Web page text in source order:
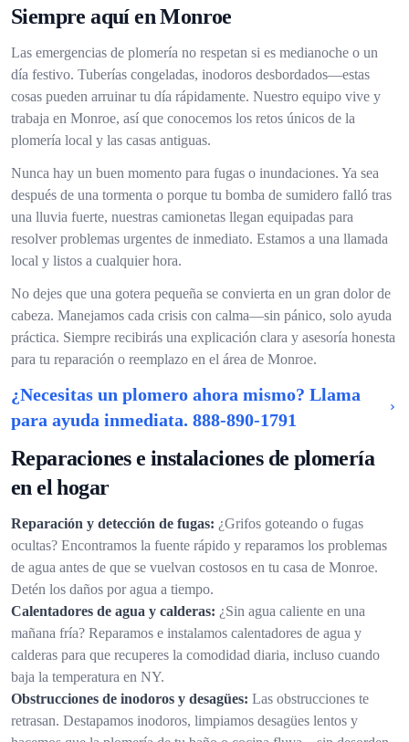
Siempre aquí en Monroe
Las emergencias de plomería no respetan si es medianoche o un
día festivo. Tuberías congeladas, inodoros desbordados—estas
cosas pueden arruinar tu día rápidamente. Nuestro equipo vive y
trabaja en Monroe, así que conocemos los retos únicos de la
plomería local y las casas antiguas.
Nunca hay un buen momento para fugas o inundaciones. Ya sea
después de una tormenta o porque tu bomba de sumidero falló tras
una lluvia fuerte, nuestras camionetas llegan equipadas para
resolver problemas urgentes de inmediato. Estamos a una llamada
local y listos a cualquier hora.
No dejes que una gotera pequeña se convierta en un gran dolor de
cabeza. Manejamos cada crisis con calma—sin pánico, solo ayuda
práctica. Siempre recibirás una explicación clara y asesoría honesta
para tu reparación o reemplazo en el área de Monroe.
¿Necesitas un plomero ahora mismo? Llama
para ayuda inmediata. 888-890-1791
Reparaciones e instalaciones de plomería
en el hogar
Reparación y detección de fugas: ¿Grifos goteando o fugas
ocultas? Encontramos la fuente rápido y reparamos los problemas
de agua antes de que se vuelvan costosos en tu casa de Monroe.
Detén los daños por agua a tiempo.
Calentadores de agua y calderas: ¿Sin agua caliente en una
mañana fría? Reparamos e instalamos calentadores de agua y
calderas para que recuperes la comodidad diaria, incluso cuando
baja la temperatura en NY.
Obstrucciones de inodoros y desagües: Las obstrucciones te
retrasan. Destapamos inodoros, limpiamos desagües lentos y